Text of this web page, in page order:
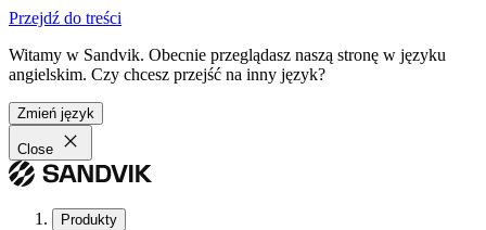
Przejdź do treści
Witamy w Sandvik. Obecnie przeglądasz naszą stronę w języku
angielskim. Czy chcesz przejść na inny język?
Zmień język
Close
Produkty